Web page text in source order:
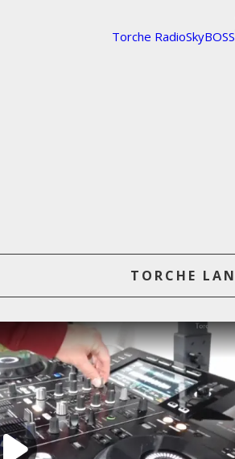
Torche RadioSkyBOSS
TORCHE